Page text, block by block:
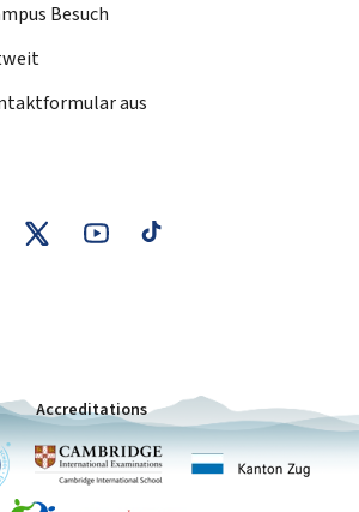
Besuch
aus
Accreditations